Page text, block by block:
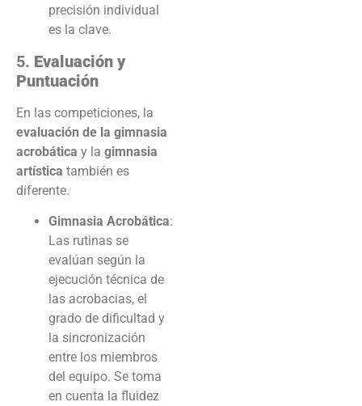
precisión individual
es la clave.
5. Evaluación y
Puntuación
En las competiciones, la
evaluación de la gimnasia
acrobática y la gimnasia
artística también es
diferente.
Gimnasia Acrobática:
Las rutinas se
evalúan según la
ejecución técnica de
las acrobacias, el
grado de dificultad y
la sincronización
entre los miembros
del equipo. Se toma
en cuenta la fluidez